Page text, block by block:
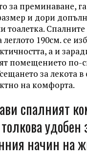
за преминаване,
и дори
тоалетка.
190см. се
а и
помещението по-
за лекота в
на комфорта.
спалният
удобен
начин на